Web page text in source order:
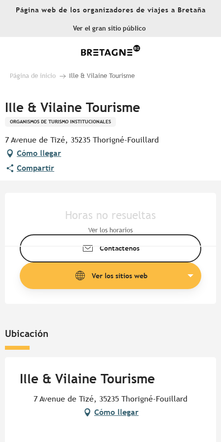
AllerPágina web de los organizadores de viajes a Bretaña
Ver el gran sitio público
Página de inicio Ille & Vilaine Tourisme
Ille & Vilaine Tourisme
ORGANISMOS DE TURISMO INSTITUCIONALES
7 Avenue de Tizé, 35235 Thorigné-Fouillard
Cómo llegar
Compartir
Horas no resueltas
Ver los horarios
Contáctenos
Ver los sitios web
Ubicación
Ille & Vilaine Tourisme
7 Avenue de Tizé, 35235 Thorigné-Fouillard
Cómo llegar